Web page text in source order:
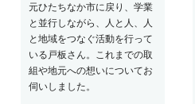
元ひたちなか市に戻り、学業
と並行しながら、人と人、人
と地域をつなぐ活動を行って
いる戸板さん。これまでの取
組や地元への想いについてお
伺いしました。